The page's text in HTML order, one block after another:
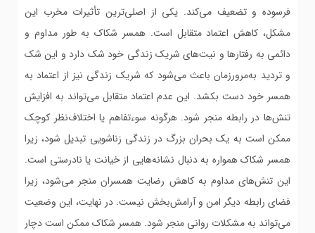
فرسوده و تضعیف می‌کند. یکی از اصلی‌ترین تأثیرات مخرب این
مشکل، کاهش اعتماد متقابل است. همسر شکاک به طور مداوم و
دائمی به رفتارها و نیت‌های شریک زندگی خود شک دارد و این شک
و تردید به‌مرورزمان باعث می‌شود که شریک زندگی نیز از اعتماد به
همسر خود دست بکشد. این عدم اعتماد متقابل می‌تواند به افزایش
تنش‌ها در رابطه منجر شود. هرگونه سوءتفاهم یا اختلاف‌نظر کوچک
ممکن است به یک بحران بزرگ در زندگی زناشویی تبدیل شود، زیرا
همسر شکاک همواره به دنبال نشانه‌هایی از خیانت یا نادرستی است.
این تنش‌های مداوم به کاهش رضایت همسران منجر می‌شود، زیرا
فضای رابطه دیگر امن و آرامش‌بخش نیست. در نهایت، این وضعیت
می‌تواند به مشکلات روانی منجر شود. همسر شکاک ممکن است دچار